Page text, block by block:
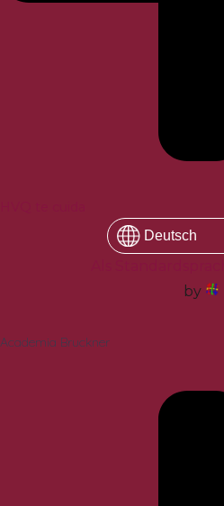
by
Academia Bruckner